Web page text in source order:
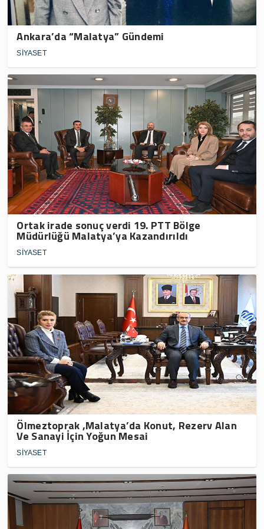
Ankara’da “Malatya” Gündemi
SİYASET
Ortak irade sonuç verdi 19. PTT Bölge
Müdürlüğü Malatya’ya Kazandırıldı
SİYASET
Ölmeztoprak ,Malatya’da Konut, Rezerv Alan
Ve Sanayi İçin Yoğun Mesai
SİYASET